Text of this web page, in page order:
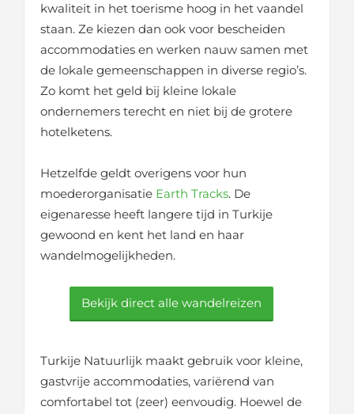
kwaliteit in het toerisme hoog in het vaandel
staan. Ze kiezen dan ook voor bescheiden
accommodaties en werken nauw samen met
de lokale gemeenschappen in diverse regio’s.
Zo komt het geld bij kleine lokale
ondernemers terecht en niet bij de grotere
hotelketens.
Hetzelfde geldt overigens voor hun
moederorganisatie Earth Tracks. De
eigenaresse heeft langere tijd in Turkije
gewoond en kent het land en haar
wandelmogelijkheden.
Bekijk direct alle wandelreizen
Turkije Natuurlijk maakt gebruik voor kleine,
gastvrije accommodaties, variërend van
comfortabel tot (zeer) eenvoudig. Hoewel de